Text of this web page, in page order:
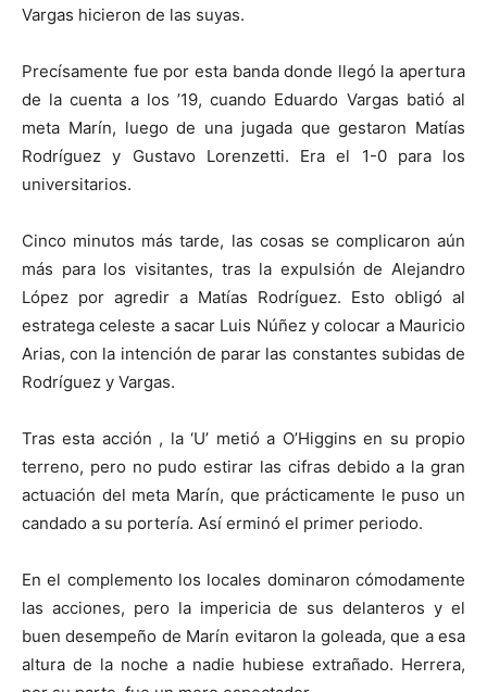
Vargas hicieron de las suyas.
Precísamente fue por esta banda donde llegó la apertura
de la cuenta a los ’19, cuando Eduardo Vargas batió al
meta Marín, luego de una jugada que gestaron Matías
Rodríguez y Gustavo Lorenzetti. Era el 1-0 para los
universitarios.
Cinco minutos más tarde, las cosas se complicaron aún
más para los visitantes, tras la expulsión de Alejandro
López por agredir a Matías Rodríguez. Esto obligó al
estratega celeste a sacar Luis Núñez y colocar a Mauricio
Arias, con la intención de parar las constantes subidas de
Rodríguez y Vargas.
Tras esta acción , la ‘U’ metió a O’Higgins en su propio
terreno, pero no pudo estirar las cifras debido a la gran
actuación del meta Marín, que prácticamente le puso un
candado a su portería. Así erminó el primer periodo.
En el complemento los locales dominaron cómodamente
las acciones, pero la impericia de sus delanteros y el
buen desempeño de Marín evitaron la goleada, que a esa
altura de la noche a nadie hubiese extrañado. Herrera,